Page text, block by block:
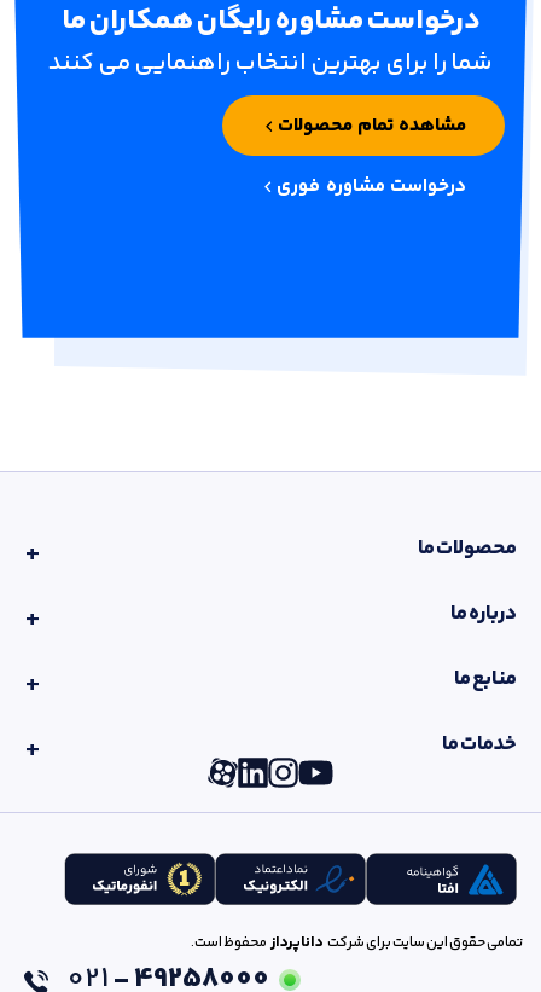
درخواست مشاوره رایگان همکاران ما
شما را برای بهترین انتخاب راهنمایی می کنند
مشاهده تمام محصولات
درخواست مشاوره فوری
محصولات ما
درباره ما
منابع ما
خدمات ما
تمامی حقوق این سایت برای شرکت داناپرداز محفوظ است.
49258000 -
021